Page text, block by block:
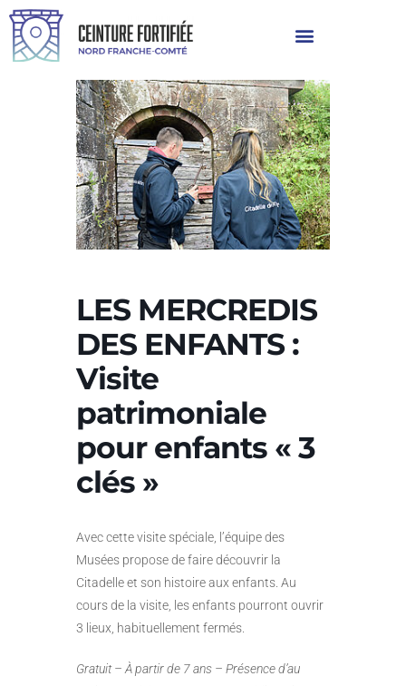
LES MERCREDIS
DES ENFANTS :
Visite
patrimoniale
pour enfants « 3
clés »
Avec cette visite spéciale, l’équipe des
Musées propose de faire découvrir la
Citadelle et son histoire aux enfants. Au
cours de la visite, les enfants pourront ouvrir
3 lieux, habituellement fermés.
Gratuit – À partir de 7 ans – Présence d’au